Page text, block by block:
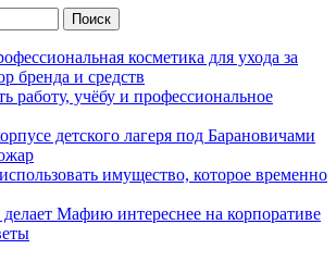
косметика для ухода за
бренда и средств
работу, учёбу и профессиональное
детского лагеря под Барановичами
имущество, которое временно
Мафию интереснее на корпоративе